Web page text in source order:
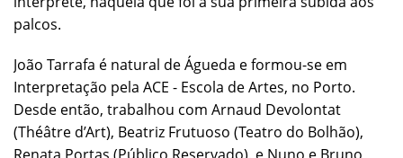
palcos.
João Tarrafa é natural de Águeda e formou-se em
Interpretação pela ACE - Escola de Artes, no Porto.
Desde então, trabalhou com Arnaud Devolontat
(Théâtre d’Art), Beatriz Frutuoso (Teatro do Bolhão),